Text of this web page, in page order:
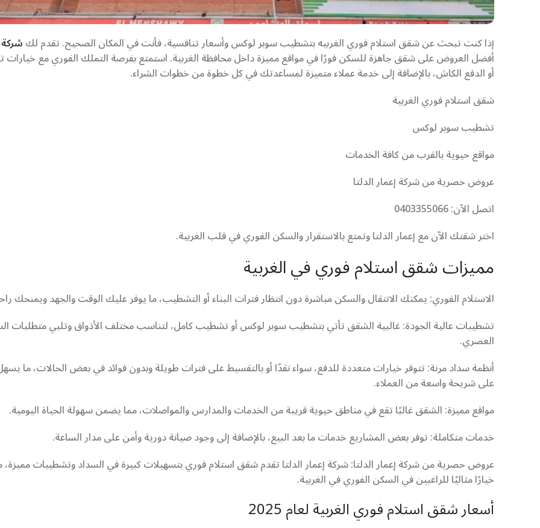
إذا كنت تبحث عن شقق استلام فوري الغربيه بتشطيب سوبر لوكس وأسعار تنافسية، فأنت في المكان الصحيح. تقدم لكشركة
أفضل العروض على شقق جاهزة للسكن فورًا في مواقع مميزة داخل محافظة الغربية. استمتع بفرصة التملك الفوري مع خيارات
أو الدفع الكاش، بالإضافة إلى خدمة عملاء متميزة لمساعدتك في كل خطوة من خطوات الشراء.
شقق استلام فوري الغربية
تشطيب سوبر لوكس
مواقع حيوية بالقرب من كافة الخدمات
عروض حصرية من شركة إعمار الدلتا
اتصل الآن: 0403355066
اختر شقتك الآن مع إعمار الدلتا وتمتع بالاستقرار والسكن الفوري في قلب الغربية.
مميزات شقق استلام فوري في الغربية
الاستلام الفوري: يمكنك الانتقال والسكن مباشرة دون انتظار فترات البناء أو التشطيب، ما يوفر عليك الوقت والجهد ويمنحك
تشطيبات عالية الجودة: غالبية الشقق تأتي بتشطيب سوبر لوكس أو تشطيب كامل، لتناسب مختلف الأذواق وتلبي متطلبات
العصري.
أنظمة سداد مرنة: تتوفر خيارات متعددة للدفع، سواء نقدًا أو بالتقسيط على فترات طويلة وبدون فوائد في بعض الحالات، ما
على شريحة واسعة من العملاء.
مواقع مميزة: الشقق غالبًا تقع في مناطق حيوية قريبة من الخدمات والمدارس والمواصلات، مما يضمن سهولة الحياة اليومية.
خدمات متكاملة: توفر بعض المشاريع خدمات ما بعد البيع، بالإضافة إلى وجود صيانة دورية وأمن على مدار الساعة.
عروض حصرية من شركة إعمار الدلتا: شركة إعمار الدلتا تقدم شقق استلام فوري بتسهيلات كبيرة في السداد وتشطيبات مميزة،
خيارًا مثاليًا للراغبين في السكن الفوري في الغربية.
أسعار شقق استلام فوري الغربية لعام 2025